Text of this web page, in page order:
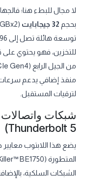
بحجم 32 جيجابايت
منفذ إضافي يدعم سرعات
لترقيات المستقبل.
Thunderbolt 5)
يضع هذا اللابتوب